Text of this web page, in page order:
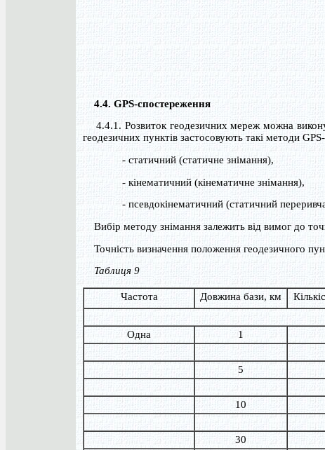
4.4. GPS-спостереження
4.4.1. Розвиток геодезичних мереж можна
геодезичних пунктів застосовують такі методи
- статичний (статичне знімання),
- кінематичний (кінематичне знімання),
- псевдокінематичний (статичний
Вибір методу знімання залежить від вимог до
Точність визначення положення геодезичного
Таблиця 9
Частота Довжина бази, км
Одна
1
5
10
30